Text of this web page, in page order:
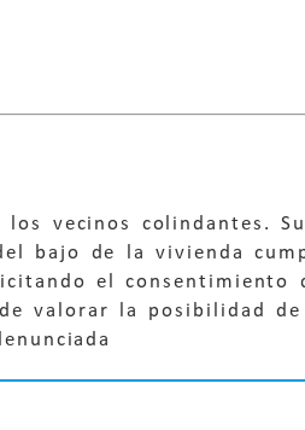
vecinos colindantes.
bajo de la vivienda
el consentimiento
valorar la posibilidad de